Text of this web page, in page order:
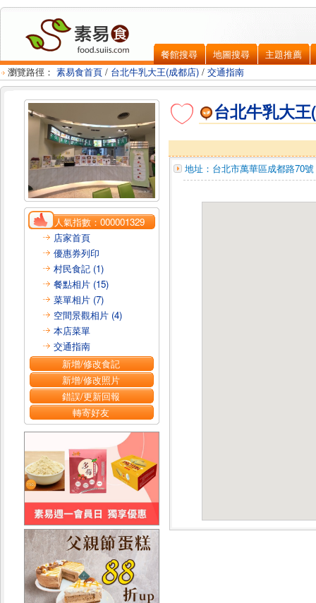
餐館搜尋 地圖搜尋
主題推薦
瀏覽路徑： 素易食首頁 / 台北牛乳大王(成都店) / 交通指南
人氣指數：000001329
店家首頁
優惠券列印
村民食記 (1)
餐點相片 (15)
菜單相片 (7)
空間景觀相片 (4)
本店菜單
交通指南
新增/修改食記
新增/修改照片
錯誤/更新回報
轉寄好友
台北牛乳大
地址： 台北市萬華區成都路70號